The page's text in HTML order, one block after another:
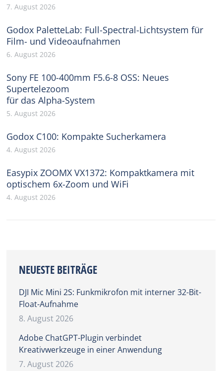
7. August 2026
Godox PaletteLab: Full-Spectral-Lichtsystem für
Film- und Videoaufnahmen
6. August 2026
Sony FE 100-400mm F5.6-8 OSS: Neues
Supertelezoom
für das Alpha-System
5. August 2026
Godox C100: Kompakte Sucherkamera
4. August 2026
Easypix ZOOMX VX1372: Kompaktkamera mit
optischem 6x-Zoom und WiFi
4. August 2026
NEUESTE BEITRÄGE
DJI Mic Mini 2S: Funkmikrofon mit interner 32-Bit-
Float-Aufnahme
8. August 2026
Adobe ChatGPT-Plugin verbindet
Kreativwerkzeuge in einer Anwendung
7. August 2026